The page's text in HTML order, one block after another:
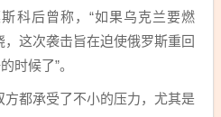
科后曾称，“如果乌克兰要燃
这次袭击旨在迫使俄罗斯重回
时候了”。
都承受了不小的压力，尤其是